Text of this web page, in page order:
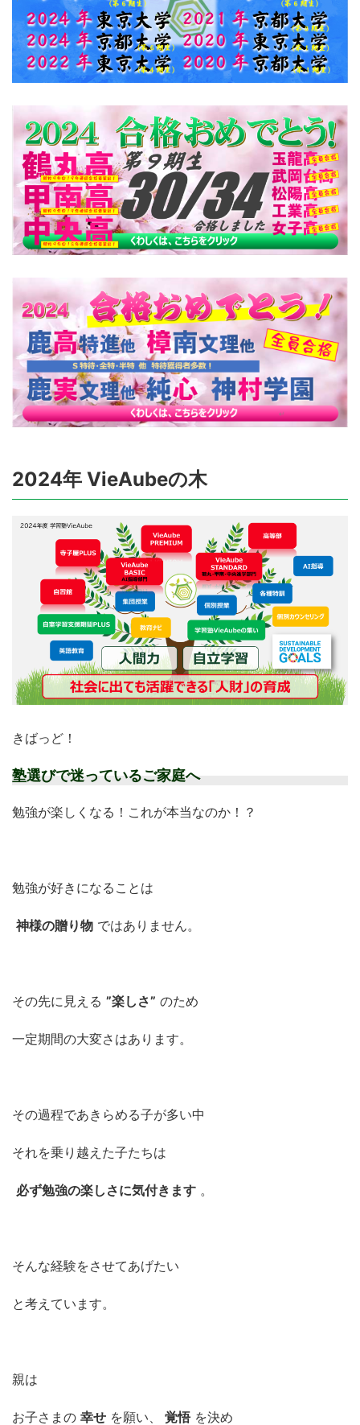
2024年 VieAubeの木
きばっど！
塾選びで迷っているご家庭へ
勉強が楽しくなる！これが本当なのか！？
勉強が好きになることは
神様の贈り物 ではありません。
その先に見える ”楽しさ” のため
一定期間の大変さはあります。
その過程であきらめる子が多い中
それを乗り越えた子たちは
必ず勉強の楽しさに気付きます 。
そんな経験をさせてあげたい
と考えています。
親は
お子さまの 幸せ を願い、 覚悟 を決め